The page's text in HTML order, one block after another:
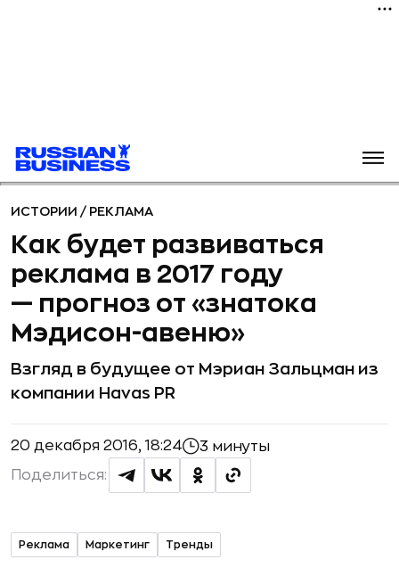
ИСТОРИИ / РЕКЛАМА
Как будет развиваться
реклама в 2017 году
— прогноз от «знатока
Мэдисон-авеню»
Взгляд в будущее от Мэриан Зальцман из
компании Havas PR
20 декабря 2016, 18:24 3 минуты
Поделиться:
Реклама Маркетинг Тренды